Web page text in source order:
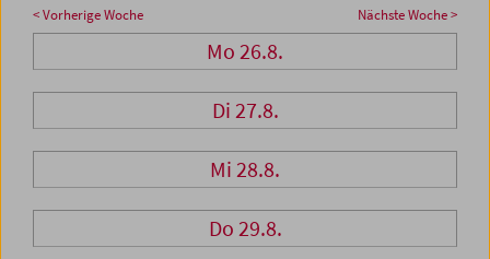
< Vorherige Woche Nächste Woche >
Mo 26.8.
Di 27.8.
Mi 28.8.
Do 29.8.